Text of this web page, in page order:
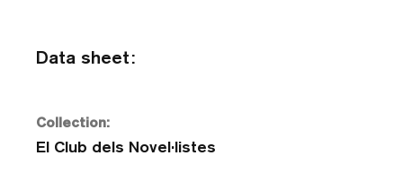
Data sheet:
Collection:
El Club dels Novel·listes